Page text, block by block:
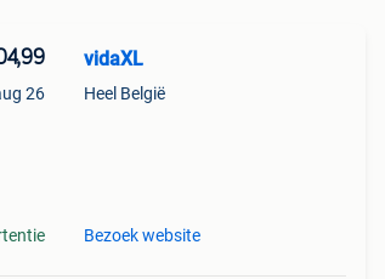
26
vidaXL
Heel België
Bezoek website